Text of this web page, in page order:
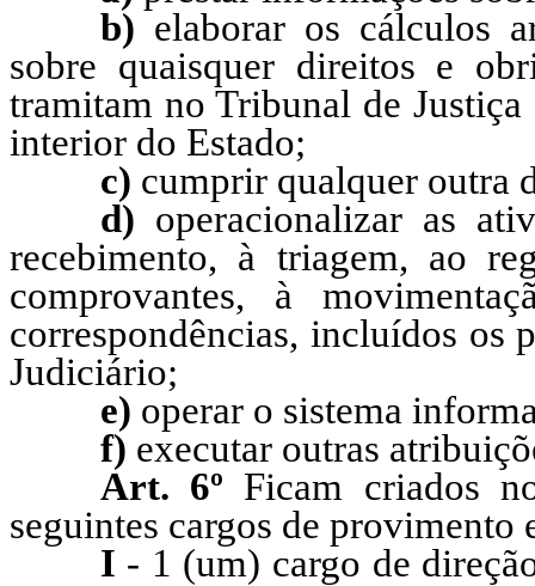
b) elaborar os cálculos
sobre quaisquer direitos e
tramitam no Tribunal de
interior do Estado;
c) cumprir qualquer outra
d) operacionalizar as
recebimento, à triagem, ao
comprovantes, à
correspondências, incluídos os
Judiciário;
e) operar o sistema
f) executar outras
Art. 6º Ficam criados
seguintes cargos de provimento
I - 1 (um) cargo de